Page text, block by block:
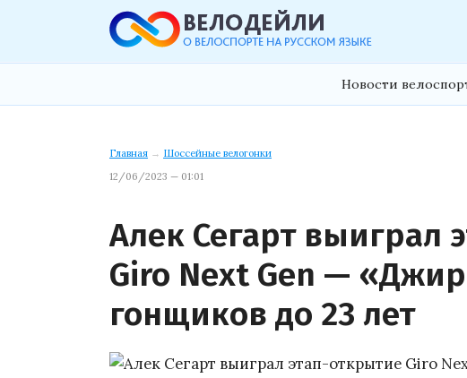
Новости
Главная → Шоссейные велогонки
12/06/2023 — 01:01
Алек Сегарт выиграл
Giro Next Gen —
гонщиков до 23 лет